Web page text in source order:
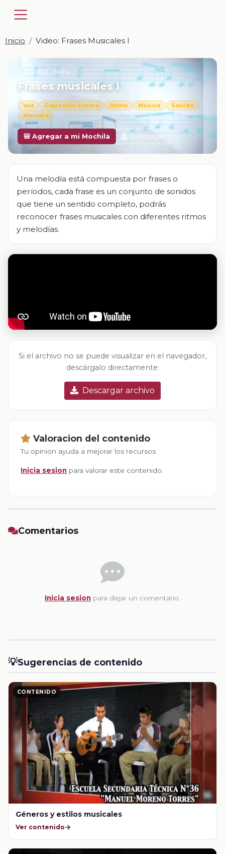
Inicio Video: Frases Musicales I
📎 VIDEO · MP4
Frases musicales I
Voz Expresión sonora Ritmo Música
Sonido
Melodía
🎒 Agregar a mi Mochila Descargar
Una melodía está compuesta por frases o
períodos, cada frase es un conjunto de sonidos
que tiene un sentido completo, podrás
reconocer frases musicales con diferentes ritmos
y melodías.
Si el archivo no se puede visualizar en el navegador,
descárgalo directamente:
Descargar archivo
Valoracion del contenido
Tu opinion ayuda a mejorar los recursos
Inicia sesion para valorar este contenido.
Comentarios
Inicia sesion para dejar un comentario.
💡Sugerencias de contenido
CONTENIDO
Géneros y estilos musicales
Ver contenido